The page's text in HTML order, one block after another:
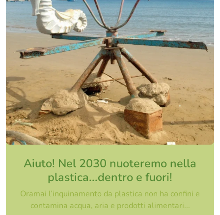
Aiuto! Nel 2030 nuoteremo nella
plastica...dentro e fuori!
Oramai l’inquinamento da plastica non ha confini e
contamina acqua, aria e prodotti alimentari...